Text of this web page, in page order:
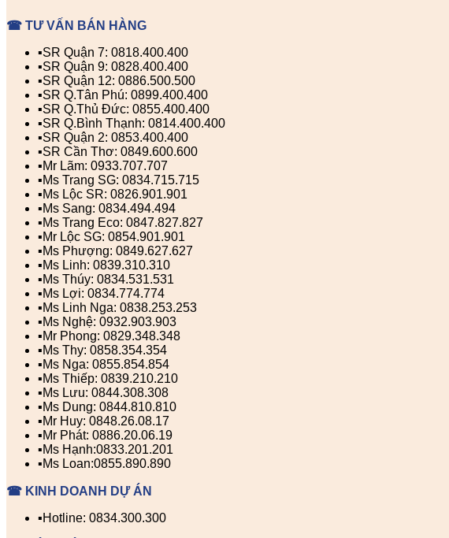
☎ TƯ VẤN BÁN HÀNG
▪️SR Quận 7: 0818.400.400
▪️SR Quận 9: 0828.400.400
▪️SR Quận 12: 0886.500.500
▪️SR Q.Tân Phú: 0899.400.400
▪️SR Q.Thủ Đức: 0855.400.400
▪️SR Q.Bình Thạnh: 0814.400.400
▪️SR Quận 2: 0853.400.400
▪️SR Cần Thơ: 0849.600.600
▪️Mr Lãm: 0933.707.707
▪️Ms Trang SG: 0834.715.715
▪️Ms Lộc SR: 0826.901.901
▪️Ms Sang: 0834.494.494
▪️Ms Trang Eco: 0847.827.827
▪️Mr Lộc SG: 0854.901.901
▪️Ms Phượng: 0849.627.627
▪️Ms Linh: 0839.310.310
▪️Ms Thúy: 0834.531.531
▪️Ms Lợi: 0834.774.774
▪️Ms Linh Nga: 0838.253.253
▪️Ms Nghệ: 0932.903.903
▪️Mr Phong: 0829.348.348
▪️Ms Thy: 0858.354.354
▪️Ms Nga: 0855.854.854
▪️Ms Thiếp: 0839.210.210
▪️Ms Lưu: 0844.308.308
▪️Ms Dung: 0844.810.810
▪️Mr Huy: 0848.26.08.17
▪️Mr Phát: 0886.20.06.19
▪️Ms Hạnh:0833.201.201
▪️Ms Loan:0855.890.890
☎ KINH DOANH DỰ ÁN
▪️Hotline: 0834.300.300